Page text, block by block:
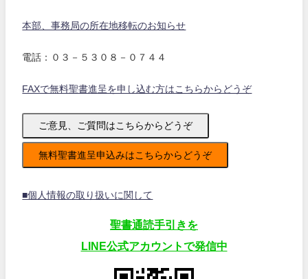
本部、事務局の所在地移転のお知らせ
電話：０３－５３０８－０７４４
FAXで無料聖書進呈を申し込む方はこちらからどうぞ
ご意見、ご質問はこちらからどうぞ
無料聖書進呈申込みはこちらからどうぞ
■個人情報の取り扱いに関して
聖書通読手引きを
LINE公式アカウントで発信中